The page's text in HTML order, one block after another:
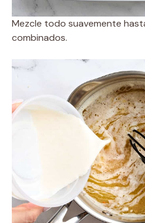
Mezcle todo suavemente
combinados.